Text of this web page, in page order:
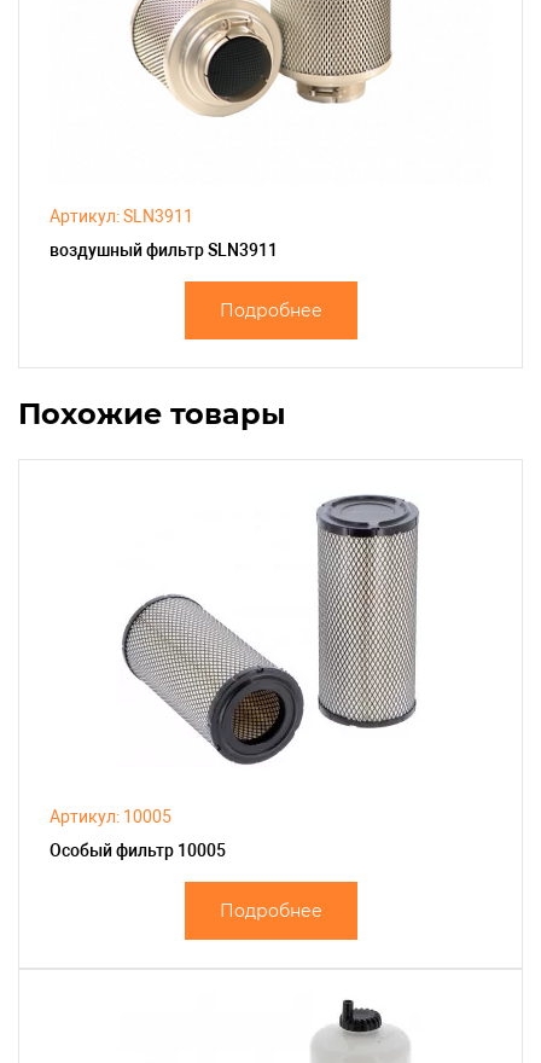
Артикул: SLN3911
воздушный фильтр SLN3911
Подробнее
Похожие товары
Артикул: 10005
Особый фильтр 10005
Подробнее